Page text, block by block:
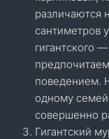
различаются
сантиметров
гигантского
поведением.
одному
совершенно
Гигантский